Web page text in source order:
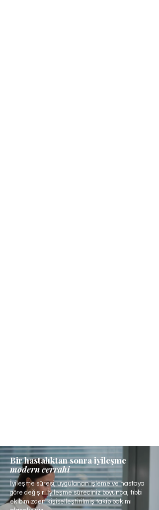
Bir hastalıktan sonra iyileşme
modern cerrahi
İyileşme süresi, uygulanan işleme ve hastaya
göre değişir. İyileşme süreciniz boyunca, tıbbi
ekibimizden kişiselleştirilmiş takip bakımı